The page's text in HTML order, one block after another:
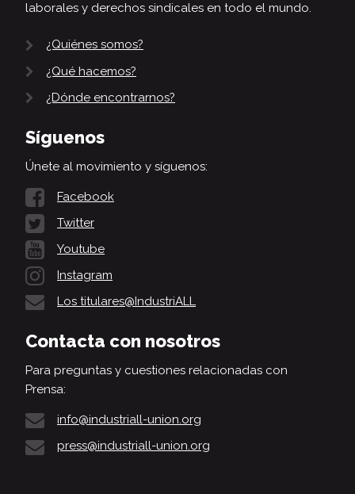
laborales y derechos sindicales en todo el mundo.
¿Quiénes somos?
¿Qué hacemos?
¿Dónde encontrarnos?
Síguenos
Únete al movimiento y síguenos:
Facebook
Twitter
Youtube
Instagram
Los titulares@IndustriALL
Contacta con nosotros
Para preguntas y cuestiones relacionadas con
Prensa:
info@industriall-union.org
press@industriall-union.org